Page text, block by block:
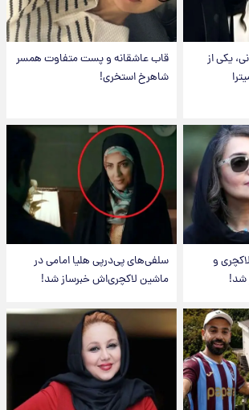
یکی از
قاب عاشقانه و پست متفاوت همسر
شاهرخ استخری!
و
شد!
سلفی‌های پی‌درپی هلیا امامی در
ماشین لاکچری‌اش خبرساز شد!